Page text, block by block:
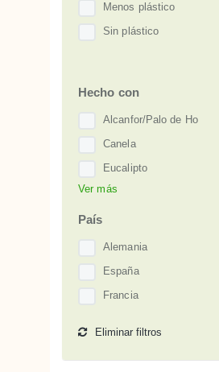
Menos plástico
Sin plástico
Hecho con
Alcanfor/Palo de Ho
Canela
Eucalipto
Jazmín
Loto
Menta Piperita
Pino
Propóleo o Própolis
Romero
Ver más
País
Alemania
España
Francia
Eliminar filtros